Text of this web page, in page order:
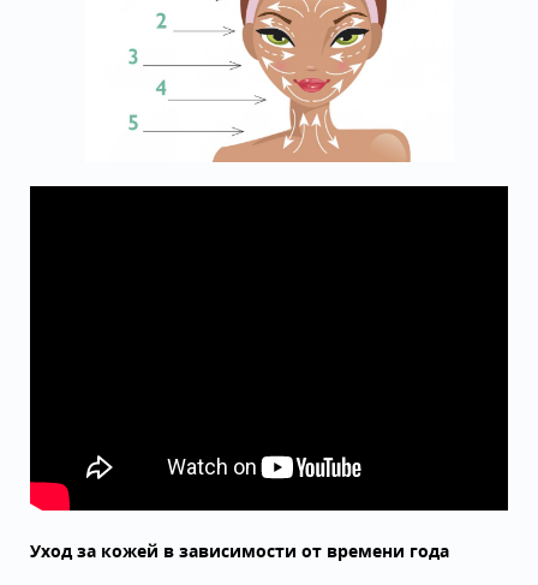
Уход за кожей в зависимости от времени года